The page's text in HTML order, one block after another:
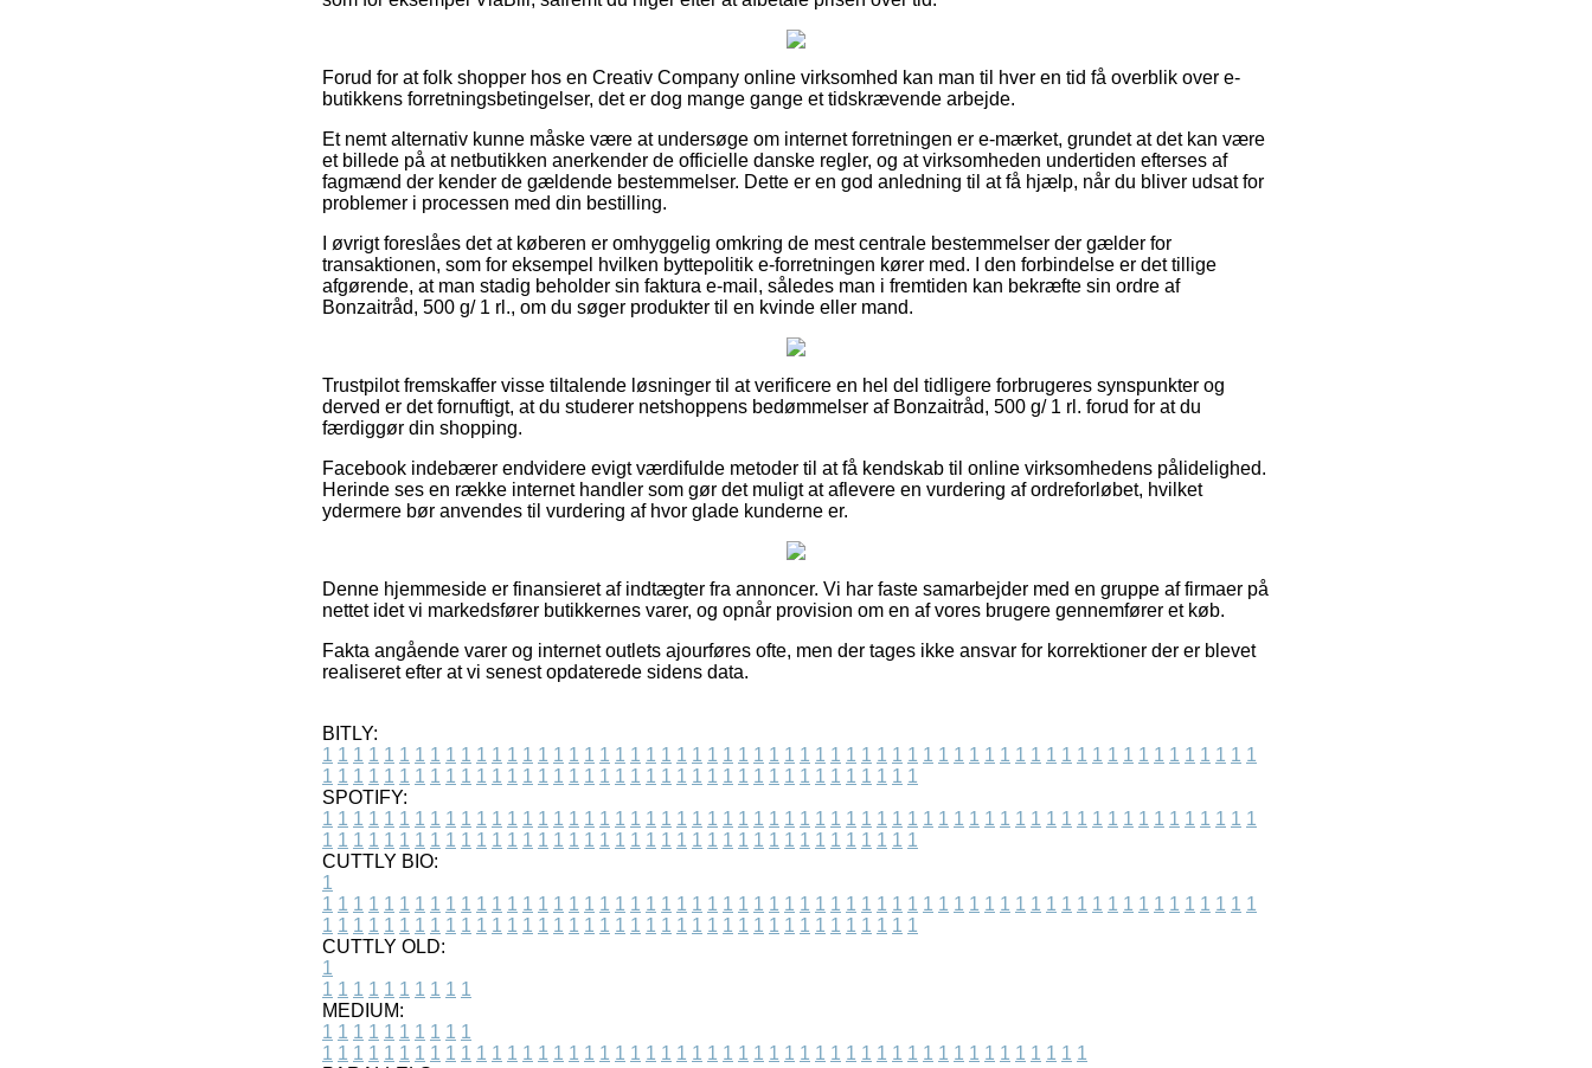
Forud for at folk shopper hos en Creativ Company online virksomhed kan man til hver en tid få overblik over e-
butikkens forretningsbetingelser, det er dog mange gange et tidskrævende arbejde.
Et nemt alternativ kunne måske være at undersøge om internet forretningen er e-mærket, grundet at det kan være
et billede på at netbutikken anerkender de officielle danske regler, og at virksomheden undertiden efterses af
fagmænd der kender de gældende bestemmelser. Dette er en god anledning til at få hjælp, når du bliver udsat for
problemer i processen med din bestilling.
I øvrigt foreslåes det at køberen er omhyggelig omkring de mest centrale bestemmelser der gælder for
transaktionen, som for eksempel hvilken byttepolitik e-forretningen kører med. I den forbindelse er det tillige
afgørende, at man stadig beholder sin faktura e-mail, således man i fremtiden kan bekræfte sin ordre af
Bonzaitråd, 500 g/ 1 rl., om du søger produkter til en kvinde eller mand.
Trustpilot fremskaffer visse tiltalende løsninger til at verificere en hel del tidligere forbrugeres synspunkter og
derved er det fornuftigt, at du studerer netshoppens bedømmelser af Bonzaitråd, 500 g/ 1 rl. forud for at du
færdiggør din shopping.
Facebook indebærer endvidere evigt værdifulde metoder til at få kendskab til online virksomhedens pålidelighed.
Herinde ses en række internet handler som gør det muligt at aflevere en vurdering af ordreforløbet, hvilket
ydermere bør anvendes til vurdering af hvor glade kunderne er.
Denne hjemmeside er finansieret af indtægter fra annoncer. Vi har faste samarbejder med en gruppe af firmaer på
nettet idet vi markedsfører butikkernes varer, og opnår provision om en af vores brugere gennemfører et køb.
Fakta angående varer og internet outlets ajourføres ofte, men der tages ikke ansvar for korrektioner der er blevet
realiseret efter at vi senest opdaterede sidens data.
BITLY:
1 1 1 1 1 1 1 1 1 1 1 1 1 1 1 1 1 1 1 1 1 1 1 1 1 1 1 1 1 1 1 1 1 1 1 1 1 1 1 1 1 1 1 1 1 1 1 1 1 1 1 1 1 1 1 1 1 1 1 1 1
1 1 1 1 1 1 1 1 1 1 1 1 1 1 1 1 1 1 1 1 1 1 1 1 1 1 1 1 1 1 1 1 1 1 1 1 1 1 1
SPOTIFY:
1 1 1 1 1 1 1 1 1 1 1 1 1 1 1 1 1 1 1 1 1 1 1 1 1 1 1 1 1 1 1 1 1 1 1 1 1 1 1 1 1 1 1 1 1 1 1 1 1 1 1 1 1 1 1 1 1 1 1 1 1
1 1 1 1 1 1 1 1 1 1 1 1 1 1 1 1 1 1 1 1 1 1 1 1 1 1 1 1 1 1 1 1 1 1 1 1 1 1 1
CUTTLY BIO:
1
1 1 1 1 1 1 1 1 1 1 1 1 1 1 1 1 1 1 1 1 1 1 1 1 1 1 1 1 1 1 1 1 1 1 1 1 1 1 1 1 1 1 1 1 1 1 1 1 1 1 1 1 1 1 1 1 1 1 1 1 1
1 1 1 1 1 1 1 1 1 1 1 1 1 1 1 1 1 1 1 1 1 1 1 1 1 1 1 1 1 1 1 1 1 1 1 1 1 1 1
CUTTLY OLD:
1
1 1 1 1 1 1 1 1 1 1
MEDIUM:
1 1 1 1 1 1 1 1 1 1
1 1 1 1 1 1 1 1 1 1 1 1 1 1 1 1 1 1 1 1 1 1 1 1 1 1 1 1 1 1 1 1 1 1 1 1 1 1 1 1 1 1 1 1 1 1 1 1 1 1